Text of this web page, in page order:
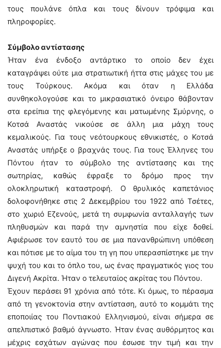
τους πουλάνε όπλα και τους δίνουν τρόφιμα και
πληροφορίες.
Σύμβολο αντίστασης
Ήταν ένα ένδοξο αντάρτικο το οποίο δεν έχει
καταγράψει ούτε μια στρατιωτική ήττα στις μάχες του με
τους Τούρκους. Ακόμα και όταν η Ελλάδα
συνθηκολογούσε και το μικρασιατικό όνειρο θάβονταν
στα ερείπια της φλεγόμενης και ματωμένης Σμύρνης, ο
Κοτσά Αναστάς νικούσε σε άλλη μια μάχη τους
κεμαλικούς. Για τους νεότουρκους εθνικιστές, ο Κοτσά
Αναστάς υπήρξε ο βραχνάς τους. Για τους Έλληνες του
Πόντου ήταν το σύμβολο της αντίστασης και της
σωτηρίας, καθώς έφραξε το δρόμο προς την
ολοκληρωτική καταστροφή. Ο θρυλικός καπετάνιος
δολοφονήθηκε στις 2 Δεκεμβρίου του 1922 από Τσέτες,
στο χωριό Εζενούς, μετά τη συμφωνία ανταλλαγής των
πληθυσμών και παρά την αμνηστία που είχε δοθεί.
Αφιέρωσε τον εαυτό του σε μια πανανθρώπινη υπόθεση
και πότισε με το αίμα του τη γη που υπερασπίστηκε με την
ψυχή του και το όπλο του, ως ένας πραγματικός γιος του
Διγενή Ακρίτα. Ήταν ο τελευταίος ακρίτας του Πόντου.
Έχουν περάσει 91 χρόνια από τότε. Κι όμως, το πέρασμα
από τη γενοκτονία στην αντίσταση, αυτό το κομμάτι της
εποποιίας του Ποντιακού Ελληνισμού, είναι σήμερα σε
απελπιστικό βαθμό άγνωστο. Ήταν ένας αυθόρμητος και
μέχρις εσχάτων αγώνας που έσωσε την τιμή και την